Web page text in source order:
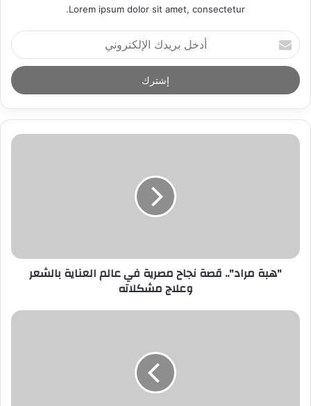
Lorem ipsum dolor sit amet, consectetur.
أ
د
خ
ل
ر
د
ر
"هبة مراد".. قصة نجاح مصرية في عالم العناية بالشعر
وعلاج مشكلاته